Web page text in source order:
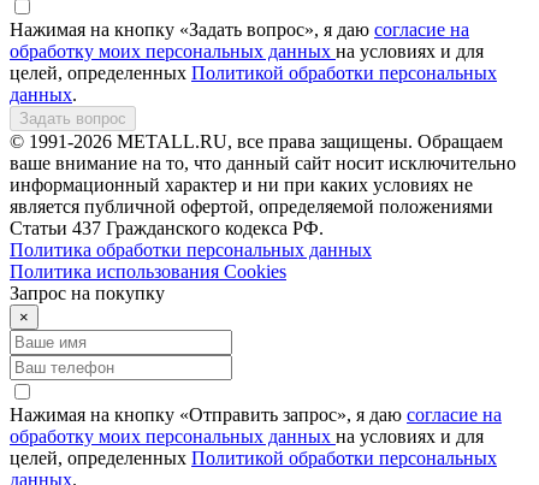
Нажимая на кнопку «Задать вопрос», я даю согласие на
обработку моих персональных данных на условиях и для
целей, определенных Политикой обработки персональных
данных.
Задать вопрос
© 1991-2026 METALL.RU, все права защищены. Обращаем
ваше внимание на то, что данный сайт носит исключительно
информационный характер и ни при каких условиях не
является публичной офертой, определяемой положениями
Статьи 437 Гражданского кодекса РФ.
Политика обработки персональных данных
Политика использования Сookies
Запрос на покупку
×
Нажимая на кнопку «Отправить запрос», я даю согласие на
обработку моих персональных данных на условиях и для
целей, определенных Политикой обработки персональных
данных.